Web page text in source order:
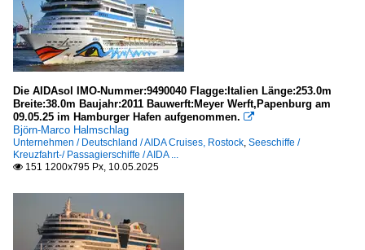
Die AIDAsol IMO-Nummer:9490040 Flagge:Italien Länge:253.0m
Breite:38.0m Baujahr:2011 Bauwerft:Meyer Werft,Papenburg am
09.05.25 im Hamburger Hafen aufgenommen. 
Björn-Marco Halmschlag
Unternehmen / Deutschland / AIDA Cruises, Rostock, Seeschiffe /
Kreuzfahrt-/ Passagierschiffe / AIDA ...
 151 1200x795 Px, 10.05.2025